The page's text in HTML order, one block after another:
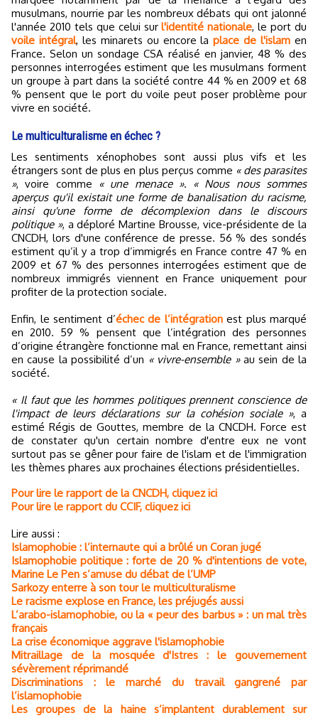
musulmans, nourrie par les nombreux débats qui ont jalonné
l'année 2010 tels que celui surl'identité nationale, le port du
voile intégral, les minarets ou encore laplace de l'islam en
France. Selon un sondage CSA réalisé en janvier, 48 % des
personnes interrogées estiment que les musulmans forment
un groupe à part dans la société contre 44 % en 2009 et 68
% pensent que le port du voile peut poser problème pour
vivre en société.
Le multiculturalisme en échec ?
Les sentiments xénophobes sont aussi plus vifs et les
étrangers sont de plus en plus perçus comme « des parasites
», voire comme « une menace ». « Nous nous sommes
aperçus qu'il existait une forme de banalisation du racisme,
ainsi qu'une forme de décomplexion dans le discours
politique », a déploré Martine Brousse, vice-présidente de la
CNCDH, lors d'une conférence de presse. 56 % des sondés
estiment qu’il y a trop d’immigrés en France contre 47 % en
2009 et 67 % des personnes interrogées estiment que de
nombreux immigrés viennent en France uniquement pour
profiter de la protection sociale.
Enfin, le sentiment d’échec de l’intégrationest plus marqué
en 2010. 59 % pensent que l’intégration des personnes
d’origine étrangère fonctionne mal en France, remettant ainsi
en cause la possibilité d’un « vivre-ensemble »au sein de la
société.
« Il faut que les hommes politiques prennent conscience de
l'impact de leurs déclarations sur la cohésion sociale », a
estimé Régis de Gouttes, membre de la CNCDH. Force est
de constater qu'un certain nombre d'entre eux ne vont
surtout pas se gêner pour faire de l'islam et de l'immigration
les thèmes phares aux prochaines élections présidentielles.
Pour lire le rapport de la CNCDH, cliquez ici
Pour lire le rapport du CCIF, cliquez ici
Lire aussi :
Islamophobie : l’internaute qui a brûlé un Coran jugé
Islamophobie politique : forte de 20 % d'intentions de vote,
Marine Le Pen s’amuse du débat de l’UMP
Sarkozy enterre à son tour le multiculturalisme
Le racisme explose en France, les préjugés aussi
L’arabo-islamophobie, ou la « peur des barbus » : un mal très
français
La crise économique aggrave l'islamophobie
Mitraillage de la mosquée d'Istres : le gouvernement
sévèrement réprimandé
Discriminations : le marché du travail gangrené par
l’islamophobie
Les groupes de la haine s’implantent durablement sur